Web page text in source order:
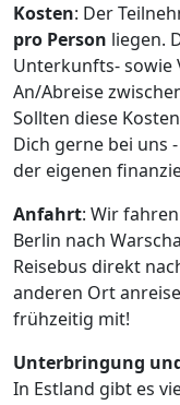
Kosten: Der
pro Person liegen.
Unterkunfts- sowie
An/Abreise
Sollten diese
Dich gerne bei uns
der eigenen
Anfahrt: Wir
Berlin nach
Reisebus direkt
anderen Ort
frühzeitig mit!
Unterbringung
In Estland gibt es